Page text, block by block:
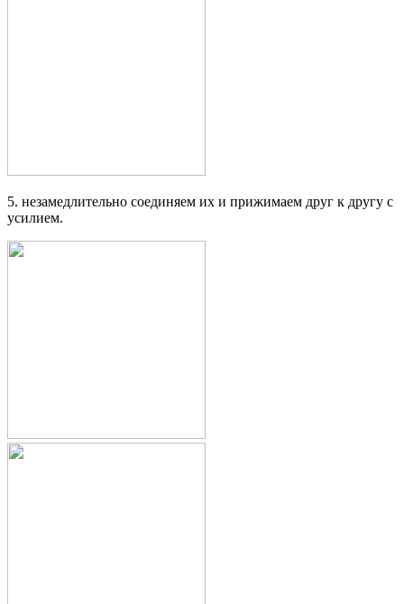
5. незамедлительно соединяем их и прижимаем друг к другу с
усилием.